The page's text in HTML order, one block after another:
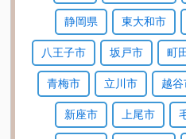
静岡県 東大和市
八王子市 坂戸市 町
青梅市 立川市 越
新座市 上尾市